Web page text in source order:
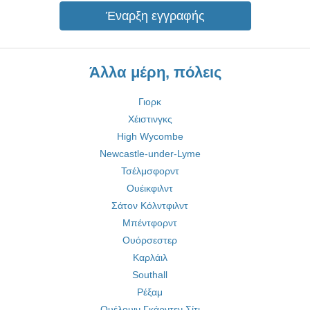
Έναρξη εγγραφής
Άλλα μέρη, πόλεις
Γιορκ
Χέιστινγκς
High Wycombe
Newcastle-under-Lyme
Τσέλμσφορντ
Ουέικφιλντ
Σάτον Κόλντφιλντ
Μπέντφορντ
Ουόρσεστερ
Καρλάιλ
Southall
Ρέξαμ